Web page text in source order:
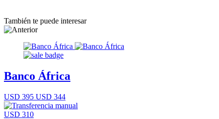
También te puede interesar
Banco África
USD 395 USD 344
USD 310